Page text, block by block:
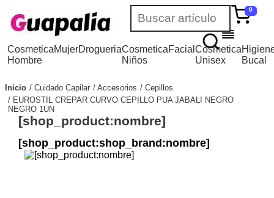
0
Cosmetica
Hombre
MujerDrogueriaCosmetica
Niños
FacialCosmetica
Unisex
Bucal
Inicio Cuidado Capilar Accesorios
Cepillos
EUROSTIL CREPAR CURVO CEPILLO PUA JABALI NEGRO
NEGRO 1UN
[shop_product:nombre]
[shop_product:shop_brand:nombre]